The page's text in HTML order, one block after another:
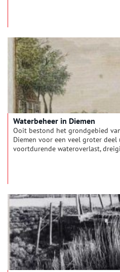
Waterbeheer in Diemen
Ooit bestond het grondgebied
Diemen voor een veel groter
voortdurende wateroverlast,